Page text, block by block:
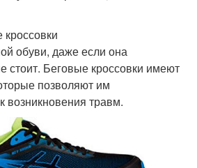
обуви, даже если она
стоит. Беговые кроссовки имеют
позволяют им
возникновения травм.